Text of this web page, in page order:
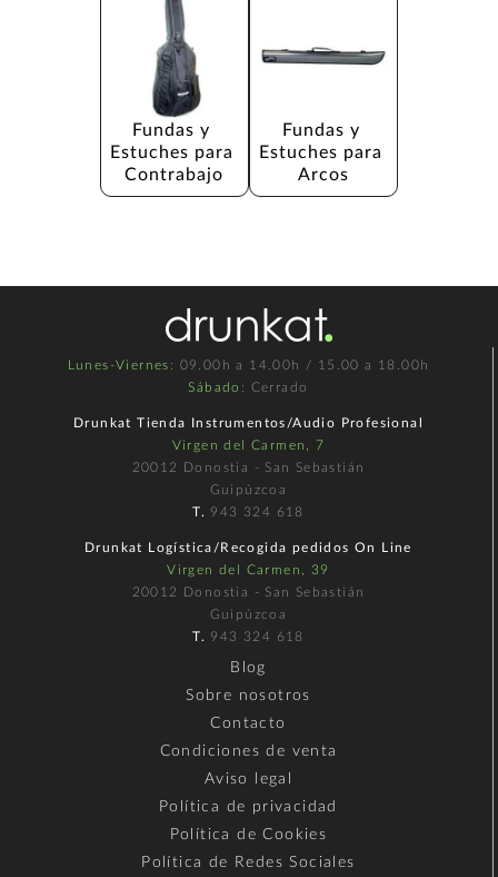
Fundas y
Estuches para
Contrabajo
Fundas y
Estuches para
Arcos
Lunes-Viernes : 09.00h a 14.00h / 15.00 a 18.00h
Sábado : Cerrado
Drunkat Tienda Instrumentos/Audio Profesional
Virgen del Carmen, 7
20012 Donostia - San Sebastián
Guipúzcoa
T. 943 324 618
Drunkat Logística/Recogida pedidos On Line
Virgen del Carmen, 39
20012 Donostia - San Sebastián
Guipúzcoa
T. 943 324 618
Blog
Sobre nosotros
Contacto
Condiciones de venta
Aviso legal
Política de privacidad
Política de Cookies
Política de Redes Sociales